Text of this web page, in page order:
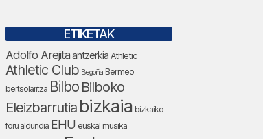
ETIKETAK
Adolfo Arejitaantzerkia Athletic
Athletic Club Begoña Bermeo
bertsolaritza Bilbo Bilboko
Eleizbarrutia bizkaia bizkaiko
foru aldundia EHU euskal musika